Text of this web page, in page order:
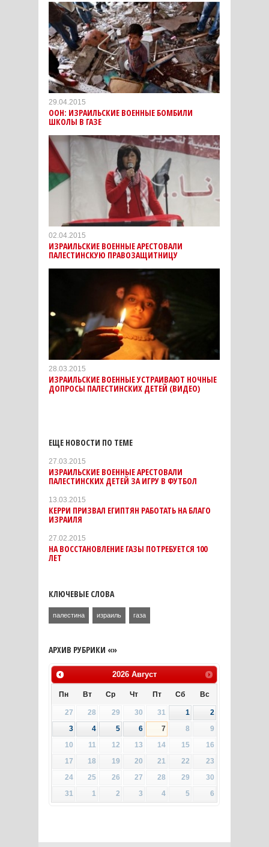
29.04.2015
ООН: ИЗРАИЛЬСКИЕ ВОЕННЫЕ БОМБИЛИ
ШКОЛЫ В ГАЗЕ
02.04.2015
ИЗРАИЛЬСКИЕ ВОЕННЫЕ АРЕСТОВАЛИ
ПАЛЕСТИНСКУЮ ПРАВОЗАЩИТНИЦУ
28.03.2015
ИЗРАИЛЬСКИЕ ВОЕННЫЕ УСТРАИВАЮТ НОЧНЫЕ
ДОПРОСЫ ПАЛЕСТИНСКИХ ДЕТЕЙ (ВИДЕО)
ЕЩЕ НОВОСТИ ПО ТЕМЕ
27.03.2015
ИЗРАИЛЬСКИЕ ВОЕННЫЕ АРЕСТОВАЛИ
ПАЛЕСТИНСКИХ ДЕТЕЙ ЗА ИГРУ В ФУТБОЛ
13.03.2015
КЕРРИ ПРИЗВАЛ ЕГИПТЯН РАБОТАТЬ НА БЛАГО
ИЗРАИЛЯ
27.02.2015
НА ВОССТАНОВЛЕНИЕ ГАЗЫ ПОТРЕБУЕТСЯ 100
ЛЕТ
КЛЮЧЕВЫЕ СЛОВА
палестина израиль газа
АРХИВ РУБРИКИ «»
2026 Август
Пн Вт Ср Чт Пт Сб Вс
27 28 29 30 31 1
2
3
4 5 6 7 8
9
10
11 12 13 14 15
16
17
18 19 20 21 22
23
24
25 26 27 28 29
30
31
1 2 3 4 5 6